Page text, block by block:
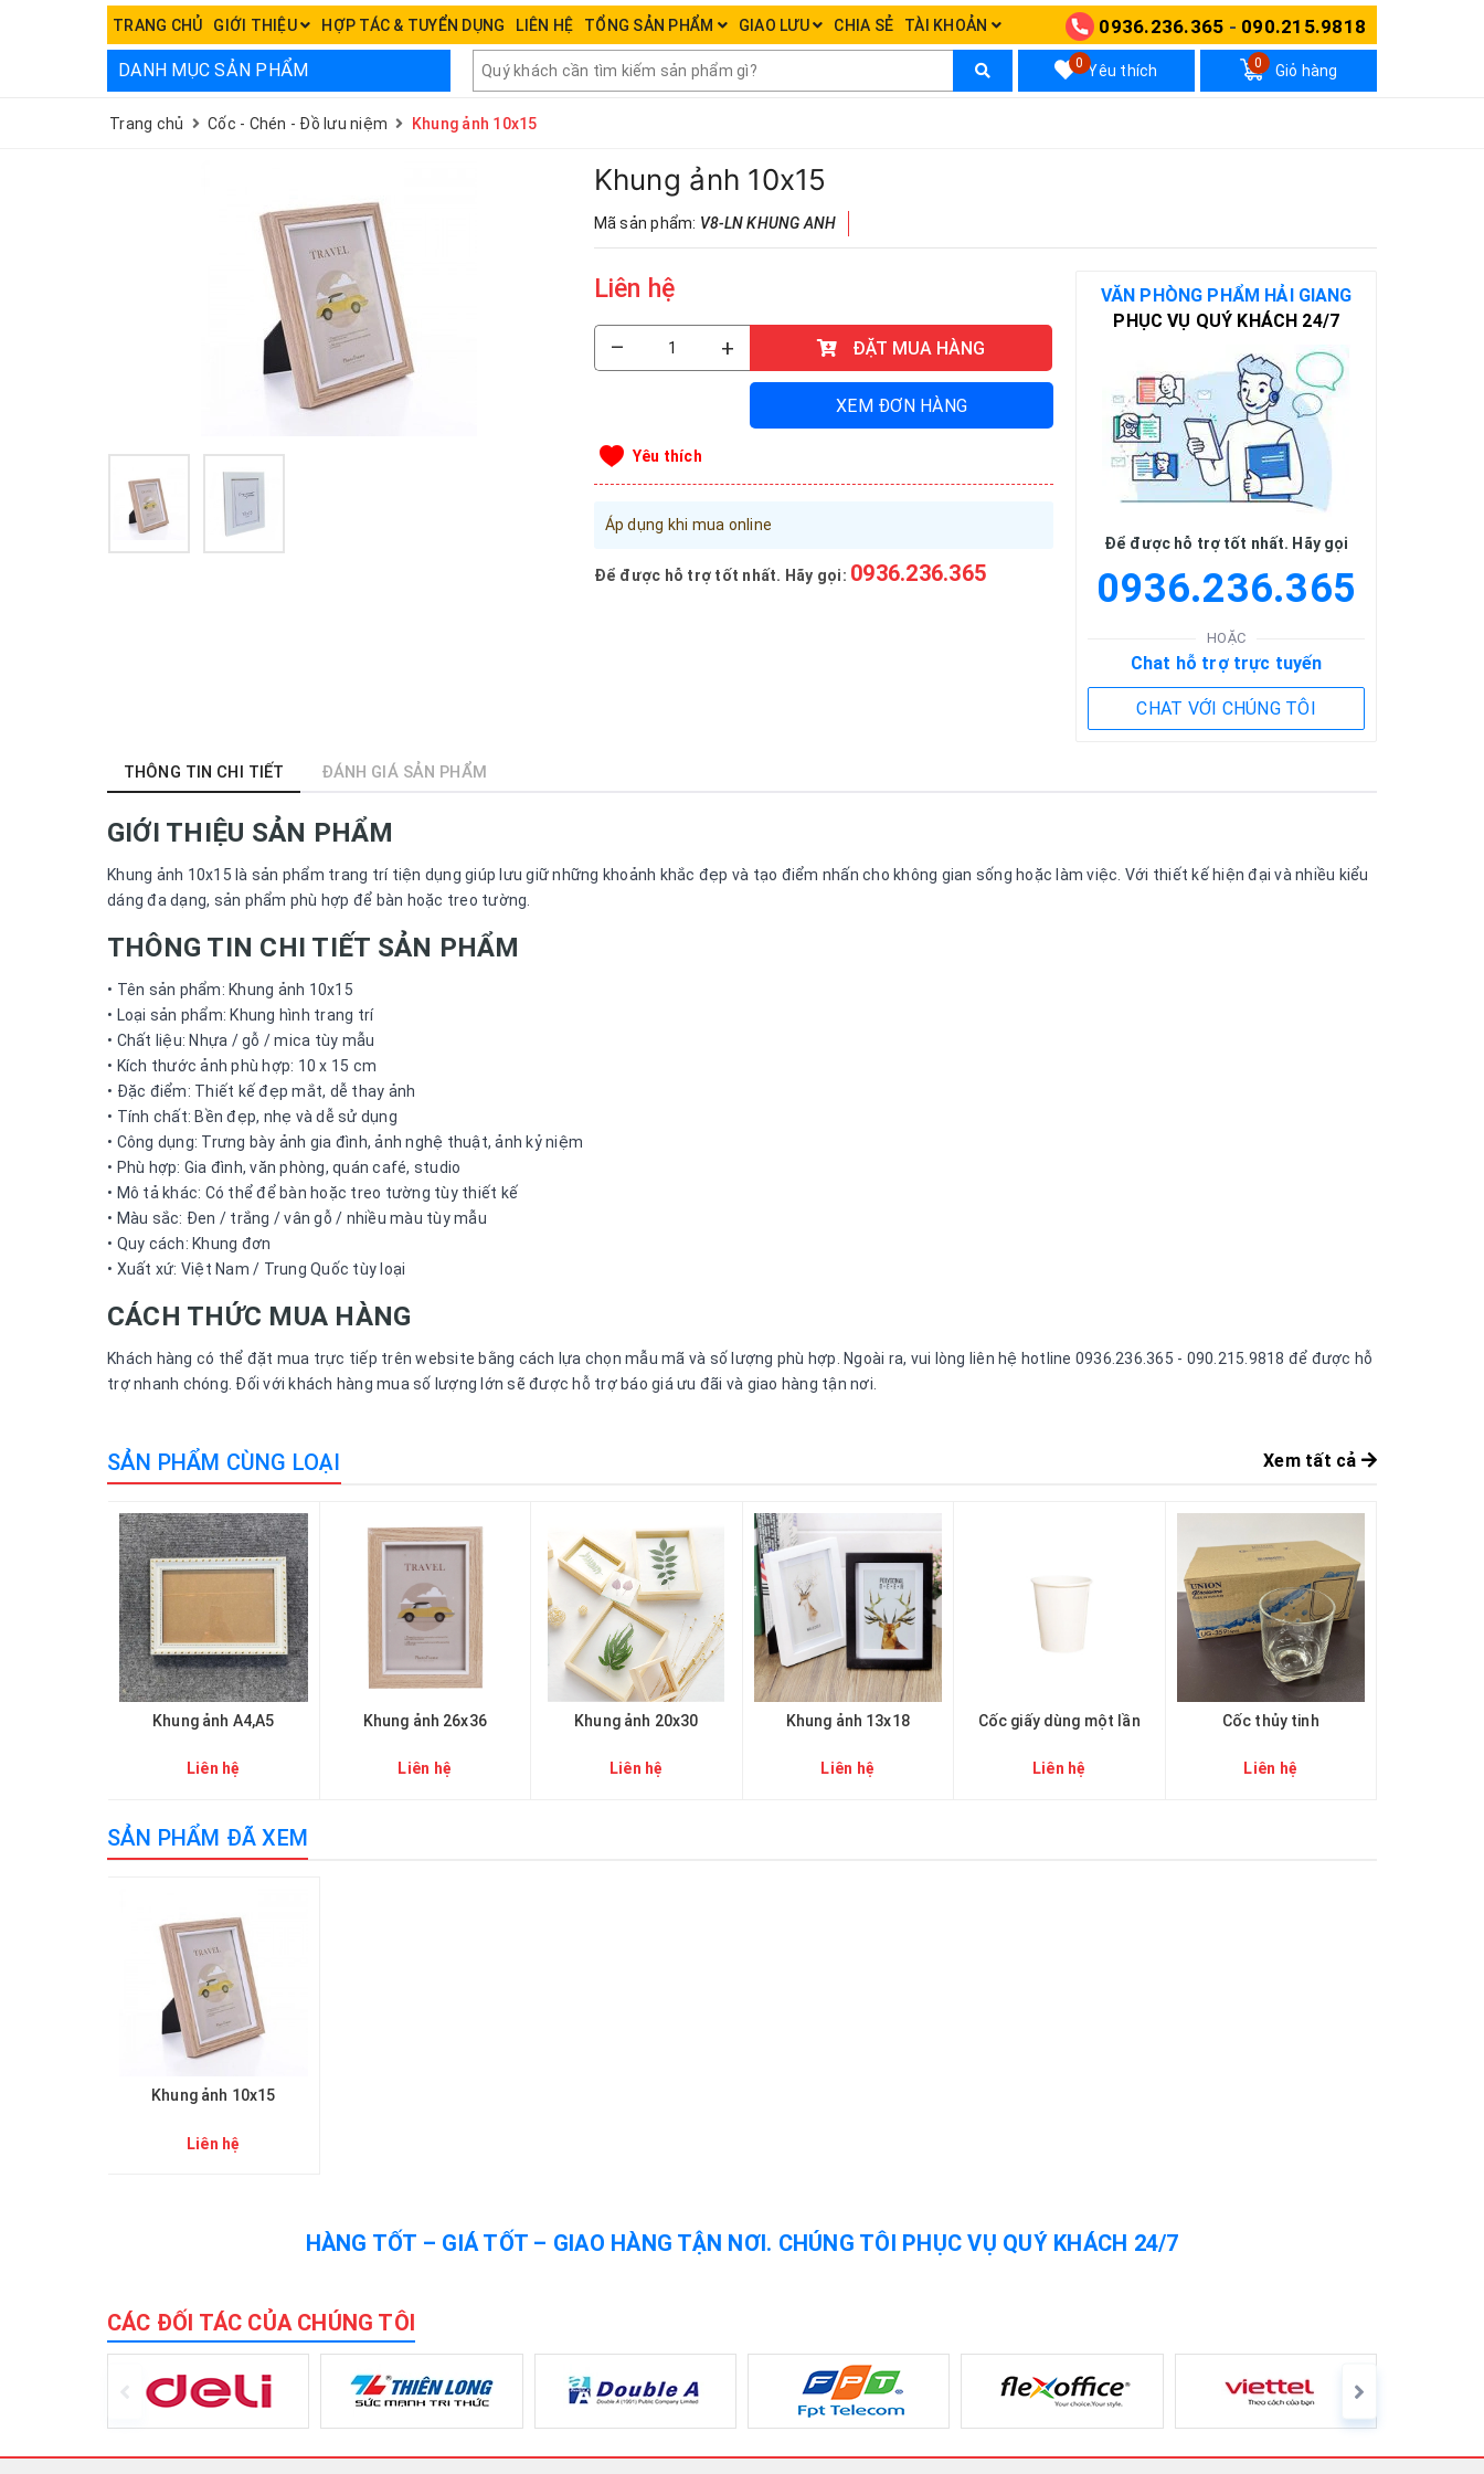
TRANG CHỦ GIỚI THIỆU HỢP TÁC & TUYỂN DỤNG LIÊN HỆ TỔNG SẢN PHẨM GIAO LƯU CHIA SẺ TÀI KHOẢN 0936.236.365 - 090.215.9818
DANH MỤC SẢN PHẨM Yêu thích
0 Giỏ hàng
0
Trang chủ Cốc - Chén - Đồ lưu niệm Khung ảnh 10x15
Khung ảnh 10x15
Mã sản phẩm: V8-LN KHUNG ANH
Liên hệ
– + ĐẶT MUA HÀNG
XEM ĐƠN HÀNG
Yêu thích
Áp dụng khi mua online
Để được hỗ trợ tốt nhất. Hãy gọi: 0936.236.365
VĂN PHÒNG PHẨM HẢI GIANG
PHỤC VỤ QUÝ KHÁCH 24/7
Để được hỗ trợ tốt nhất. Hãy gọi
0936.236.365
HOẶC
Chat hỗ trợ trực tuyến
CHAT VỚI CHÚNG TÔI
THÔNG TIN CHI TIẾT ĐÁNH GIÁ SẢN PHẨM
GIỚI THIỆU SẢN PHẨM
Khung ảnh 10x15 là sản phẩm trang trí tiện dụng giúp lưu giữ những khoảnh khắc đẹp và tạo điểm nhấn cho không gian sống hoặc làm việc. Với thiết kế hiện đại và nhiều kiểu
dáng đa dạng, sản phẩm phù hợp để bàn hoặc treo tường.
THÔNG TIN CHI TIẾT SẢN PHẨM
• Tên sản phẩm: Khung ảnh 10x15
• Loại sản phẩm: Khung hình trang trí
• Chất liệu: Nhựa / gỗ / mica tùy mẫu
• Kích thước ảnh phù hợp: 10 x 15 cm
• Đặc điểm: Thiết kế đẹp mắt, dễ thay ảnh
• Tính chất: Bền đẹp, nhẹ và dễ sử dụng
• Công dụng: Trưng bày ảnh gia đình, ảnh nghệ thuật, ảnh kỷ niệm
• Phù hợp: Gia đình, văn phòng, quán café, studio
• Mô tả khác: Có thể để bàn hoặc treo tường tùy thiết kế
• Màu sắc: Đen / trắng / vân gỗ / nhiều màu tùy mẫu
• Quy cách: Khung đơn
• Xuất xứ: Việt Nam / Trung Quốc tùy loại
CÁCH THỨC MUA HÀNG
Khách hàng có thể đặt mua trực tiếp trên website bằng cách lựa chọn mẫu mã và số lượng phù hợp. Ngoài ra, vui lòng liên hệ hotline 0936.236.365 - 090.215.9818 để được hỗ
trợ nhanh chóng. Đối với khách hàng mua số lượng lớn sẽ được hỗ trợ báo giá ưu đãi và giao hàng tận nơi.
SẢN PHẨM CÙNG LOẠI Xem tất cả
Khung ảnh A4,A5
Liên hệ
Khung ảnh 26x36
Liên hệ
Khung ảnh 20x30
Liên hệ
Khung ảnh 13x18
Liên hệ
Cốc giấy dùng một lần
Liên hệ
Cốc thủy tinh
Liên hệ
SẢN PHẨM ĐÃ XEM
Khung ảnh 10x15
Liên hệ
HÀNG TỐT – GIÁ TỐT – GIAO HÀNG TẬN NƠI. CHÚNG TÔI PHỤC VỤ QUÝ KHÁCH 24/7
CÁC ĐỐI TÁC CỦA CHÚNG TÔI